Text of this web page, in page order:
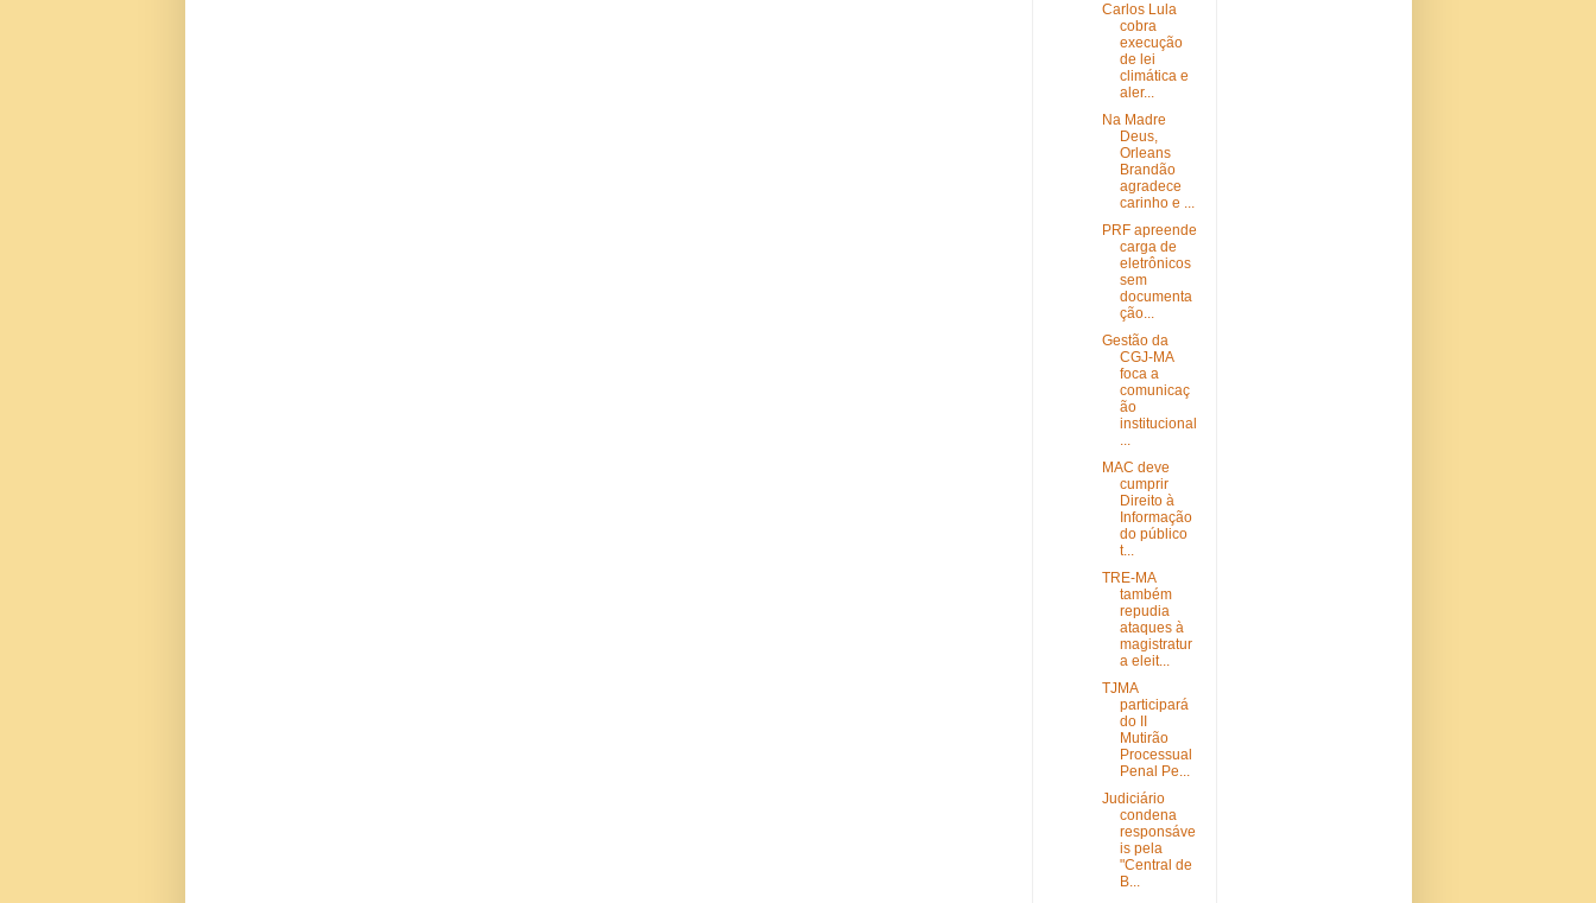
Carlos Lula
cobra
execução
de lei
climática e
aler...
Na Madre
Deus,
Orleans
Brandão
agradece
carinho e ...
PRF apreende
carga de
eletrônicos
sem
documenta
ção...
Gestão da
CGJ-MA
foca a
comunicaç
ão
institucional
...
MAC deve
cumprir
Direito à
Informação
do público
t...
TRE-MA
também
repudia
ataques à
magistratur
a eleit...
TJMA
participará
do II
Mutirão
Processual
Penal Pe...
Judiciário
condena
responsáve
is pela
"Central de
B...